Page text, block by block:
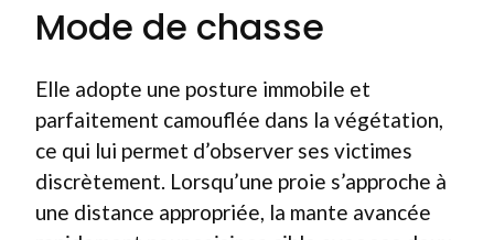
Mode de chasse
Elle adopte une posture immobile et
parfaitement camouflée dans la végétation,
ce qui lui permet d’observer ses victimes
discrètement. Lorsqu’une proie s’approche à
une distance appropriée, la mante avancée